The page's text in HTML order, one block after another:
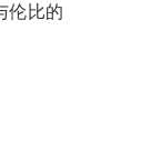
伦比的